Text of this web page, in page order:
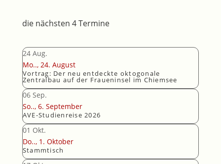
die nächsten 4 Termine
24 Aug.
Mo.., 24. August
Vortrag: Der neu entdeckte oktogonale
Zentralbau auf der Fraueninsel im Chiemsee
06 Sep.
So.., 6. September
AVE-Studienreise 2026
01 Okt.
Do.., 1. Oktober
Stammtisch